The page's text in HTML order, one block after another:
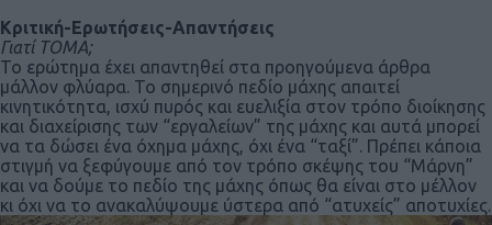
Κριτική-Ερωτήσεις-Απαντήσεις
Γιατί ΤΟΜΑ;
Το ερώτημα έχει απαντηθεί στα προηγούμενα άρθρα
μάλλον φλύαρα. Το σημερινό πεδίο μάχης απαιτεί
κινητικότητα, ισχύ πυρός και ευελιξία στον τρόπο διοίκησης
και διαχείρισης των “εργαλείων” της μάχης και αυτά μπορεί
να τα δώσει ένα όχημα μάχης, όχι ένα “ταξί”. Πρέπει κάποια
στιγμή να ξεφύγουμε από τον τρόπο σκέψης του “Μάρνη”
και να δούμε το πεδίο της μάχης όπως θα είναι στο μέλλον
κι όχι να το ανακαλύψουμε ύστερα από “ατυχείς” αποτυχίες.